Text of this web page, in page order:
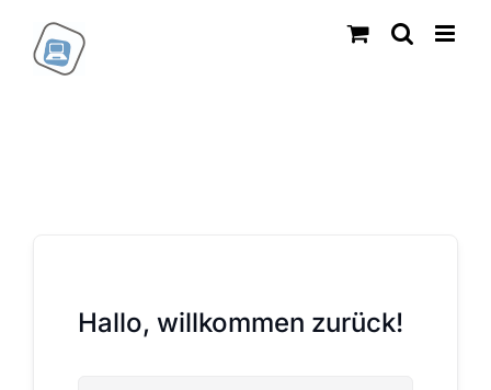
Inhalt
springen
Hallo, willkommen zurück!